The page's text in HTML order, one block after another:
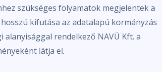
szükséges folyamatok megjelentek a
kifutása az adatalapú kormányzás
rendelkező NAVÜ Kft. a
látja el.